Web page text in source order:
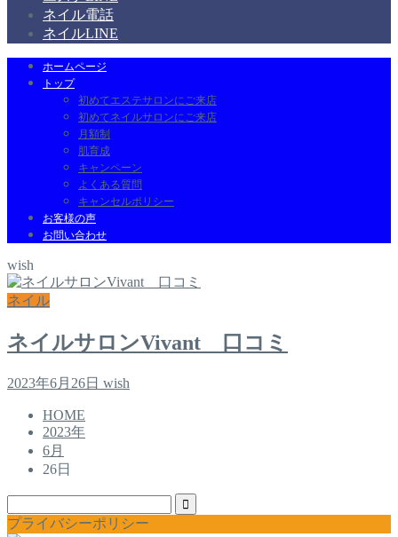
ネイル電話
ネイルLINE
ホームページ
トップ
初めてエステサロンにご来店
初めてネイルサロンにご来店
月額制
肌育成
キャンペーン
よくある質問
キャンセルポリシー
お客様の声
お問い合わせ
wish
ネイル
ネイルサロンVivant 口コミ
2023年6月26日 wish
HOME
2023年
6月
26日
プライバシーポリシー